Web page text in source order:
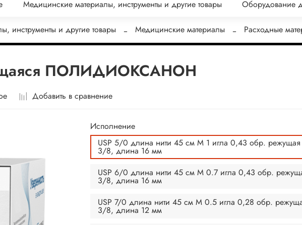
Медицинские материалы, инструменты и другие товары Оборудование
инструменты и другие товары Медицинские материалы Расходные
ПОЛИДИОКСАНОН
Добавить в сравнение
Исполнение
USP 5/0 длина нити 45 см M 1 игла 0,43 обр. режущая
3/8, длина 16 мм
USP 6/0 длина нити 45 см M 0.7 игла 0,43 обр.
3/8, длина 16 мм
USP 7/0 длина нити 45 см M 0.5 игла 0,28 обр.
3/8, длина 12 мм